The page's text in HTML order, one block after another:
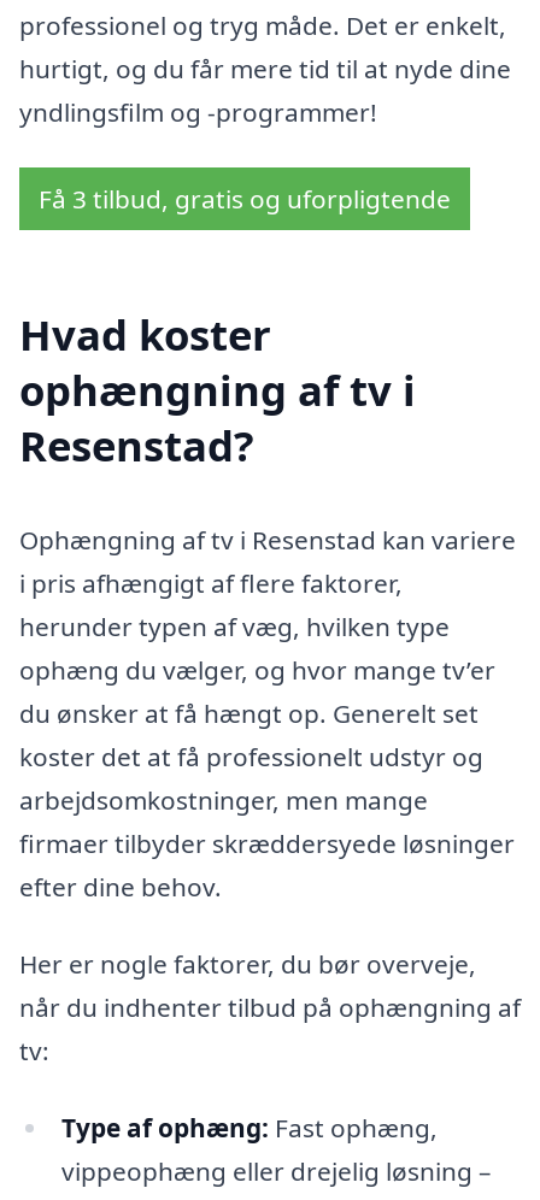
professionel og tryg måde. Det er enkelt,
hurtigt, og du får mere tid til at nyde dine
yndlingsfilm og -programmer!
Få 3 tilbud, gratis og uforpligtende
Hvad koster
ophængning af tv i
Resenstad?
Ophængning af tv i Resenstad kan variere
i pris afhængigt af flere faktorer,
herunder typen af væg, hvilken type
ophæng du vælger, og hvor mange tv’er
du ønsker at få hængt op. Generelt set
koster det at få professionelt udstyr og
arbejdsomkostninger, men mange
firmaer tilbyder skræddersyede løsninger
efter dine behov.
Her er nogle faktorer, du bør overveje,
når du indhenter tilbud på ophængning af
tv:
Type af ophæng: Fast ophæng,
vippeophæng eller drejelig løsning –